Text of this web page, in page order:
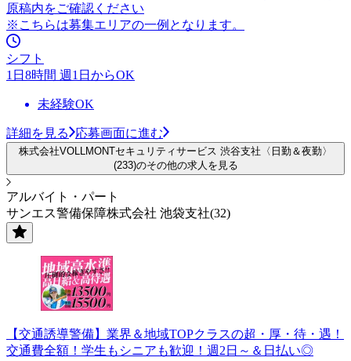
原稿内をご確認ください
※こちらは募集エリアの一例となります。
シフト
1日8時間 週1日からOK
未経験OK
詳細を見る 応募画面に進む
株式会社VOLLMONTセキュリティサービス 渋谷支社〈日勤＆夜勤〉
(233)のその他の求人を見る
アルバイト・パート
サンエス警備保障株式会社 池袋支社(32)
【交通誘導警備】業界＆地域TOPクラスの超・厚・待・遇！
交通費全額！学生もシニアも歓迎！週2日～＆日払い◎